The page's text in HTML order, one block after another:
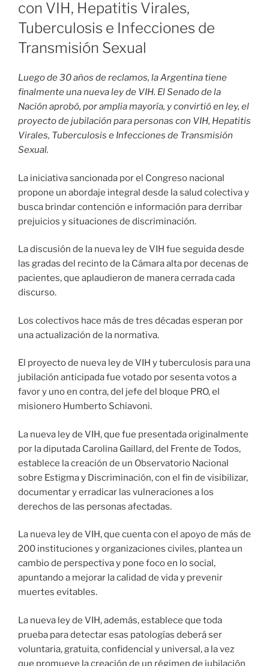
con VIH, Hepatitis Virales,
Tuberculosis e Infecciones de
Transmisión Sexual
Luego de 30 años de reclamos, la Argentina tiene
finalmente una nueva ley de VIH. El Senado de la
Nación aprobó, por amplia mayoría, y convirtió en ley, el
proyecto de jubilación para personas con VIH, Hepatitis
Virales, Tuberculosis e Infecciones de Transmisión
Sexual.
La iniciativa sancionada por el Congreso nacional
propone un abordaje integral desde la salud colectiva y
busca brindar contención e información para derribar
prejuicios y situaciones de discriminación.
La discusión de la nueva ley de VIH fue seguida desde
las gradas del recinto de la Cámara alta por decenas de
pacientes, que aplaudieron de manera cerrada cada
discurso.
Los colectivos hace más de tres décadas esperan por
una actualización de la normativa.
El proyecto de nueva ley de VIH y tuberculosis para una
jubilación anticipada fue votado por sesenta votos a
favor y uno en contra, del jefe del bloque PRO, el
misionero Humberto Schiavoni.
La nueva ley de VIH, que fue presentada originalmente
por la diputada Carolina Gaillard, del Frente de Todos,
establece la creación de un Observatorio Nacional
sobre Estigma y Discriminación, con el fin de visibilizar,
documentar y erradicar las vulneraciones a los
derechos de las personas afectadas.
La nueva ley de VIH, que cuenta con el apoyo de más de
200 instituciones y organizaciones civiles, plantea un
cambio de perspectiva y pone foco en lo social,
apuntando a mejorar la calidad de vida y prevenir
muertes evitables.
La nueva ley de VIH, además, establece que toda
prueba para detectar esas patologías deberá ser
voluntaria, gratuita, confidencial y universal, a la vez
que promueve la creación de un régimen de jubilación